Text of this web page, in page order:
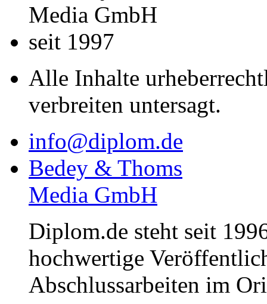
Media GmbH
seit 1997
Alle Inhalte
verbreiten untersagt.
info@diplom.de
Bedey & Thoms
Media GmbH
Diplom.de steht seit
hochwertige
Abschlussarbeiten im